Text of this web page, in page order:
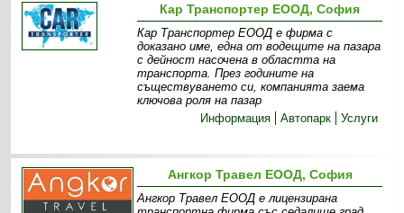
Кар Транспортер ЕООД, София
Кар Транспортер ЕООД е фирма с
доказано име, една от водещите на пазара
с дейност насочена в областта на
транспорта. През годините на
съществуването си, компанията заема
ключова роля на пазар
Информация
Автопарк Услуги
Ангкор Травел ЕООД, София
Ангкор Травел ЕООД е лицензирана